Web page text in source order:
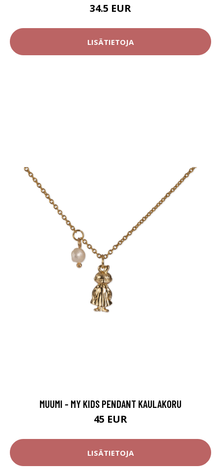
34.5 EUR
LISÄTIETOJA
MUUMI - MY KIDS PENDANT KAULAKORU
45 EUR
LISÄTIETOJA